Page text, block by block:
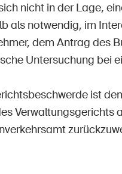
nicht in der Lage,
als notwendig, im
dem Antrag des
Untersuchung bei
ist
Verwaltungsgerichts